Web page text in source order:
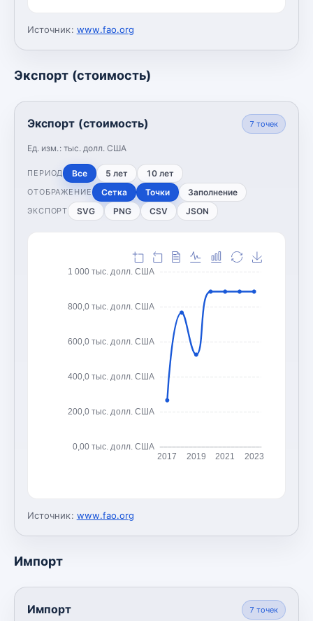
Источник: www.fao.org
Экспорт (стоимость)
Экспорт (стоимость)
Ед. изм.: тыс. долл. США
7 точек
ПЕРИОД Все 5 лет 10 лет
ОТОБРАЖЕНИЕ Сетка Точки Заполнение
ЭКСПОРТ SVG PNG CSV JSON
0,00 тыс. долл. США
200,0 тыс. долл. США
400,0 тыс. долл. США
600,0 тыс. долл. США
800,0 тыс. долл. США
1 000 тыс. долл. США
2017 2019 2021 2023
Источник: www.fao.org
Импорт
Импорт 7 точек